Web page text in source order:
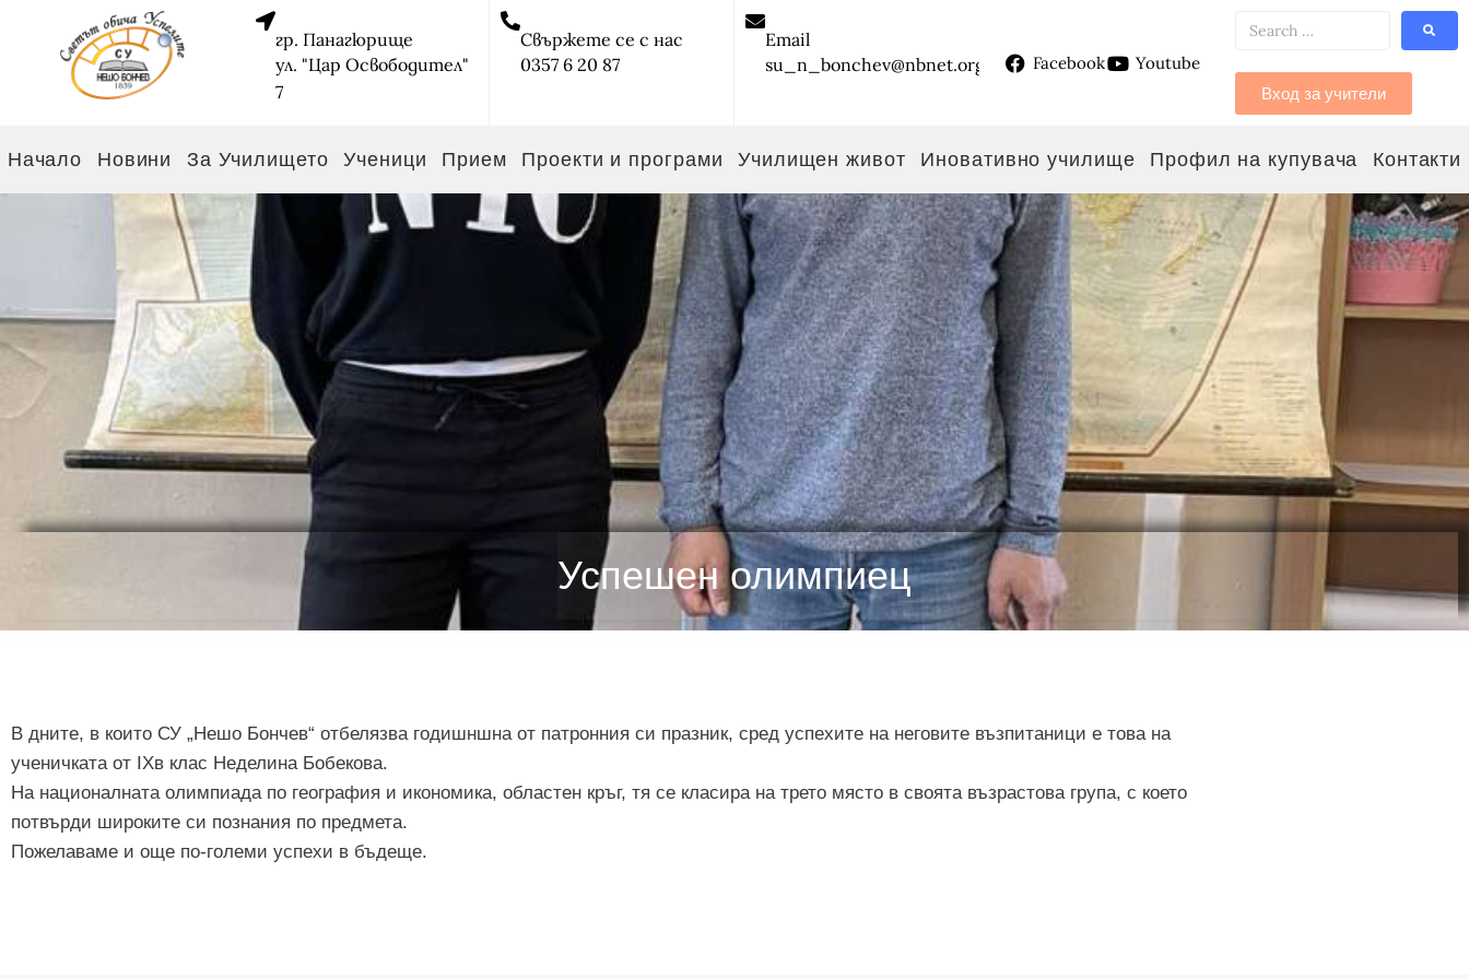
гр. Панагюрище
ул. "Цар Освободител"
7
Свържете се с нас
0357 6 20 87
Email
su_n_bonchev@nbnet.org
Facebook Youtube
Вход за учители
Начало Новини За Училището Ученици Прием Проекти и програми Училищен живот Иновативно училище Профил на купувача Контакти
Успешен олимпиец
В дните, в които СУ „Нешо Бончев“ отбелязва годишншна от патронния си празник, сред успехите на неговите възпитаници е това на
ученичката от IХв клас Неделина Бобекова.
На националната олимпиада по география и икономика, областен кръг, тя се класира на трето място в своята възрастова група, с което
потвърди широките си познания по предмета.
Пожелаваме и още по-големи успехи в бъдеще.